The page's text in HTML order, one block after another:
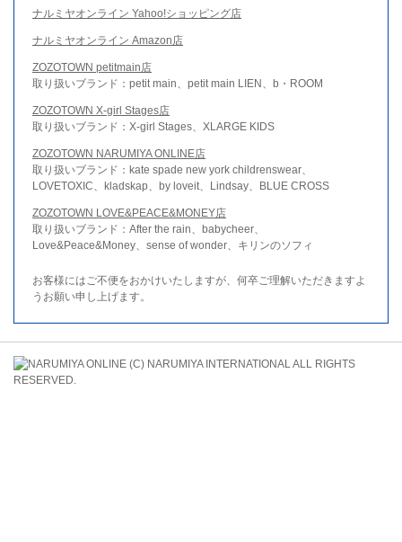
ナルミヤオンライン Yahoo!ショッピング店
ナルミヤオンライン Amazon店
ZOZOTOWN petitmain店
取り扱いブランド：petit main、petit main LIEN、b・ROOM
ZOZOTOWN X-girl Stages店
取り扱いブランド：X-girl Stages、XLARGE KIDS
ZOZOTOWN NARUMIYA ONLINE店
取り扱いブランド：kate spade new york childrenswear、
LOVETOXIC、kladskap、by loveit、Lindsay、BLUE CROSS
ZOZOTOWN LOVE&PEACE&MONEY店
取り扱いブランド：After the rain、babycheer、
Love&Peace&Money、sense of wonder、キリンのソフィ
お客様にはご不便をおかけいたしますが、何卒ご理解いただきますよ
うお願い申し上げます。